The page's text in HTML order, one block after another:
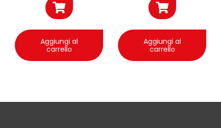
Aggiungi al
carrello
Aggiungi al
carrello